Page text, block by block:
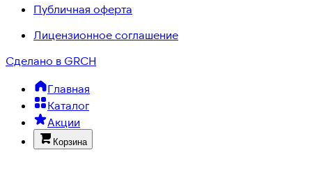
Публичная оферта
Лицензионное соглашение
Сделано в GRCH
Главная
Каталог
Акции
Корзина